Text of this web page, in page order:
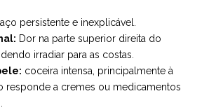
persistente e inexplicável.
Dor na parte superior direita do
irradiar para as costas.
coceira intensa, principalmente à
responde a cremes ou medicamentos